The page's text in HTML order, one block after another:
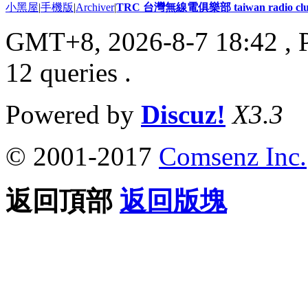
小黑屋|手機版|Archiver|TRC 台灣無線電俱樂部 taiwan radio
GMT+8, 2026-8-7 18:42 ,
12 queries .
Powered by Discuz! X3.3
© 2001-2017 Comsenz Inc.
返回頂部 返回版塊